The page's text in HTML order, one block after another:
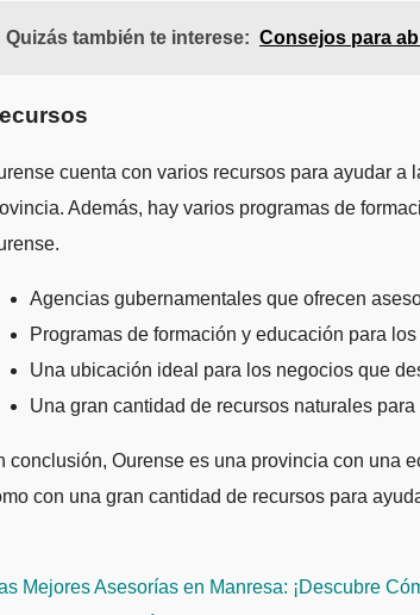
Quizás también te interese: Consejos para
cuenta con varios recursos para ayudar
Además, hay varios programas de
Agencias gubernamentales que ofrecen
Programas de formación y educación para
Una ubicación ideal para los negocios que
Una gran cantidad de recursos naturales
conclusión, Ourense es una provincia con una
con una gran cantidad de recursos para
Mejores Asesorías en Manresa: ¡Descubre